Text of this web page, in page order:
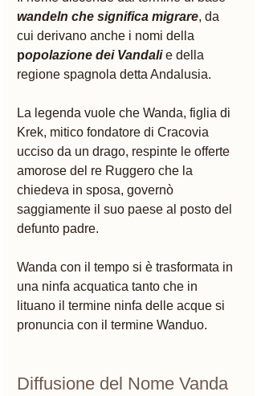
wandeln che significa migrare, da
cui derivano anche i nomi della
popolazione dei Vandali e della
regione spagnola detta Andalusia.
La legenda vuole che Wanda, figlia di
Krek, mitico fondatore di Cracovia
ucciso da un drago, respinte le offerte
amorose del re Ruggero che la
chiedeva in sposa, governò
saggiamente il suo paese al posto del
defunto padre.
Wanda con il tempo si è trasformata in
una ninfa acquatica tanto che in
lituano il termine ninfa delle acque si
pronuncia con il termine Wanduo.
Diffusione del Nome Vanda